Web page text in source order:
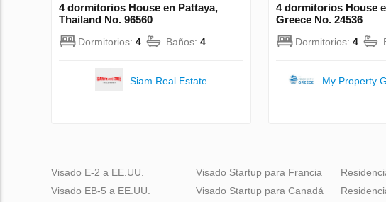
4 dormitorios House en Pattaya,
Thailand No. 96560
Dormitorios: 4 Baños: 4
Siam Real Estate
4 dormitorios House
Greece No. 24536
Dormitorios: 4
My Property
Visado E-2 a EE.UU.
Visado EB-5 a EE.UU.
Visado Startup para Francia
Visado Startup para Canadá